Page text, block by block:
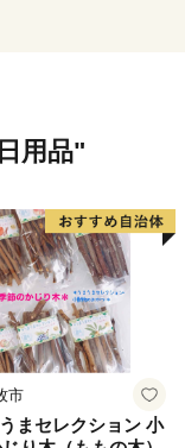
用品"
市
まセレクション 小